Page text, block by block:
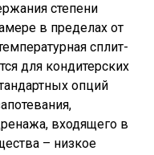
степени
в пределах от
сплит-
для кондитерских
опций
входящего в
– низкое